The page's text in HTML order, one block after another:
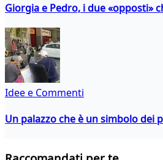
Giorgia e Pedro, i due «opposti»
Idee e Commenti
Un palazzo che è un simbolo dei